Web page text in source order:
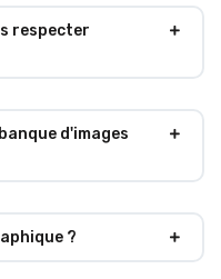
respecter
d'images
?